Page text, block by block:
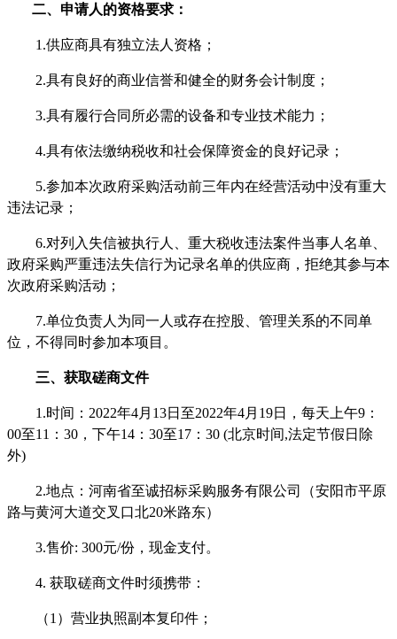
二、申请人的资格要求：
1.供应商具有独立法人资格；
2.具有良好的商业信誉和健全的财务会计制度；
3.具有履行合同所必需的设备和专业技术能力；
4.具有依法缴纳税收和社会保障资金的良好记录；
5.参加本次政府采购活动前三年内在经营活动中没有重大
违法记录；
6.对列入失信被执行人、重大税收违法案件当事人名单、
政府采购严重违法失信行为记录名单的供应商，拒绝其参与本
次政府采购活动 ；
7.单位负责人为同一人或存在控股、管理关系的不同单
位，不得同时参加本项目 。
三、获取磋商文件
1.时间： 2022年4月13日至2022年4月19日，每天上午9：
00至11：30，下午14：30至17：30 (北京时间,法定节假日除
外)
2.地点：河南省至诚招标采购服务有限公司（安阳市平原
路与黄河大道交叉口北20米路东）
3.售价: 300元/份，现金支付。
4. 获取磋商文件时须携带：
（1）营业执照副本复印件；